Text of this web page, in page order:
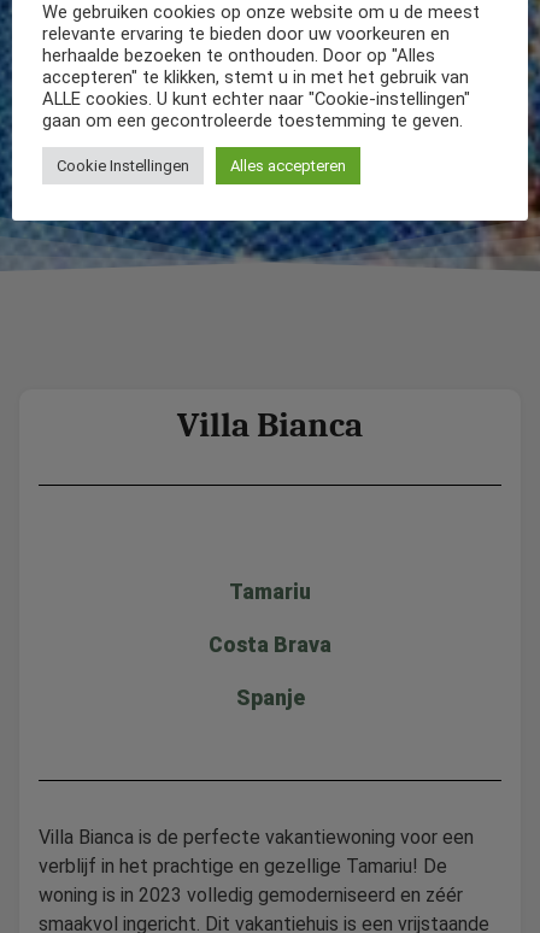
Villa Bianca
Tamariu
Costa Brava
Spanje
Villa Bianca is de perfecte vakantiewoning voor een
verblijf in het prachtige en gezellige Tamariu! De
woning is in 2023 volledig gemoderniseerd en zéér
smaakvol ingericht. Dit vakantiehuis is een vrijstaande
We gebruiken cookies op onze website om u de meest
relevante ervaring te bieden door uw voorkeuren en
herhaalde bezoeken te onthouden. Door op "Alles
accepteren" te klikken, stemt u in met het gebruik van
ALLE cookies. U kunt echter naar "Cookie-instellingen"
gaan om een gecontroleerde toestemming te geven.
Cookie Instellingen Alles accepteren